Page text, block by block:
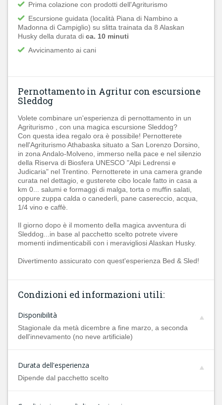
Prima colazione con prodotti dell'Agriturismo
Escursione guidata (località Piana di Nambino a
Madonna di Campiglio) su slitta trainata da 8 Alaskan
Husky della durata di ca. 10 minuti
Avvicinamento ai cani
Pernottamento in Agritur con escursione
Sleddog
Volete combinare un'esperienza di pernottamento in un
Agriturismo , con una magica escursione Sleddog?
Con questa idea regalo ora è possibile! Pernotterete
nell'Agriturismo Athabaska situato a San Lorenzo Dorsino,
in zona Andalo-Molveno, immerso nella pace e nel silenzio
della Riserva di Biosfera UNESCO "Alpi Ledrensi e
Judicaria" nel Trentino. Pernotterete in una camera grande
curata nel dettagio, e gusterete cibo locale fatto in casa a
km 0... salumi e formaggi di malga, torta o muffin salati,
oppure zuppa calda o canederli, pane casereccio, acqua,
1/4 vino e caffè.
Il giorno dopo è il momento della magica avventura di
Sleddog...in base al pacchetto scelto potrete vivere
momenti indimenticabili con i meravigliosi Alaskan Husky.
Divertimento assicurato con quest'esperienza Bed & Sled!
Condizioni ed informazioni utili:
Disponibilità
Stagionale da metà dicembre a fine marzo, a seconda
dell'innevamento (no neve artificiale)
Durata dell'esperienza
Dipende dal pacchetto scelto